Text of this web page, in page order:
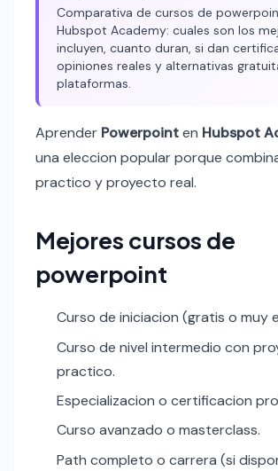
Comparativa de cursos de
Hubspot Academy: cuales son los
incluyen, cuanto duran, si dan
opiniones reales y alternativas
plataformas.
Aprender Powerpointen Hubspot
una eleccion popular porque
practico y proyecto real.
Mejores cursos de
powerpoint
Curso de iniciacion (gratis o muy
Curso de nivel intermedio con
practico.
Especializacion o certificacion
Curso avanzado o masterclass.
Path completo o carrera (si